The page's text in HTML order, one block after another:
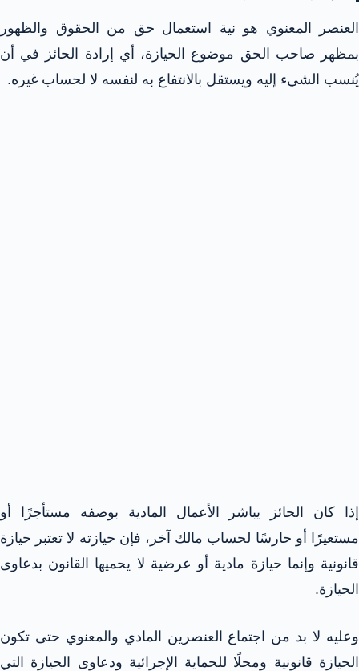
العنصر المعنوي هو نية استعمال حق من الحقوق والظهور
بمظهر صاحب الحق موضوع الحيازة، أي إرادة الحائز في أن
يُنسب الشيء إليه ويستقل بالانتفاع به لنفسه لا لحساب غيره.​
إذا كان الحائز يباشر الأعمال المادية بوصفه مستأجرًا أو
مستعيرًا أو حارسًا لحساب مالك آخر، فإن حيازته لا تعتبر حيازة
قانونية وإنما حيازة مادية أو عرضية لا يحميها القانون بدعاوى
الحيازة.​
وعليه لا بد من اجتماع العنصرين المادي والمعنوي حتى تكون
الحيازة قانونية ومحلًا للحماية الإجرائية ودعاوى الحيازة التي